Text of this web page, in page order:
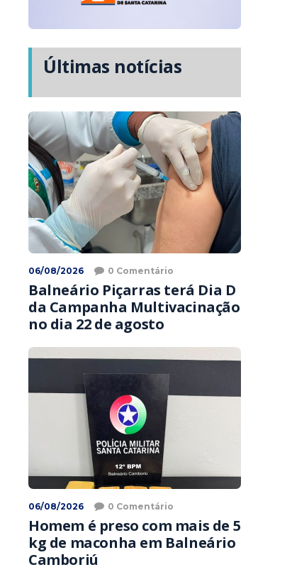
Últimas notícias
06/08/2026 0 Comentário
Balneário Piçarras terá Dia D
da Campanha Multivacinação
no dia 22 de agosto
06/08/2026 0 Comentário
Homem é preso com mais de 5
kg de maconha em Balneário
Camboriú